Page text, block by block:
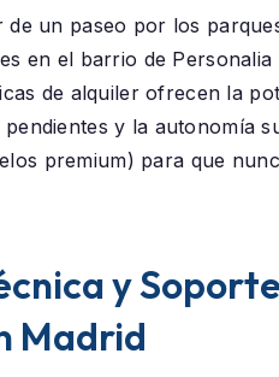
de un paseo por los
en el barrio de
de alquiler ofrecen la
y la autonomía
premium) para que
y
Madrid